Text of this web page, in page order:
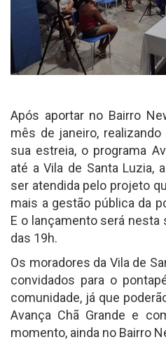
Após aportar no Bairro
mês de janeiro,
sua estreia, o programa
até a Vila de Santa Luzia,
ser atendida pelo projeto
mais a gestão pública da
E o lançamento será nesta
das 19h.
Os moradores da Vila de
convidados para o
comunidade, já que
Avança Chã Grande e
momento, ainda no Bairro